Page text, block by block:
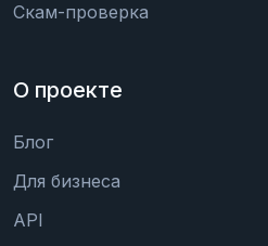
Скам-проверка
О проекте
Блог
Для бизнеса
API